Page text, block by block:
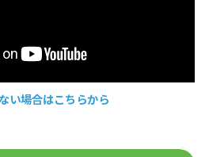
い場合はこちらから